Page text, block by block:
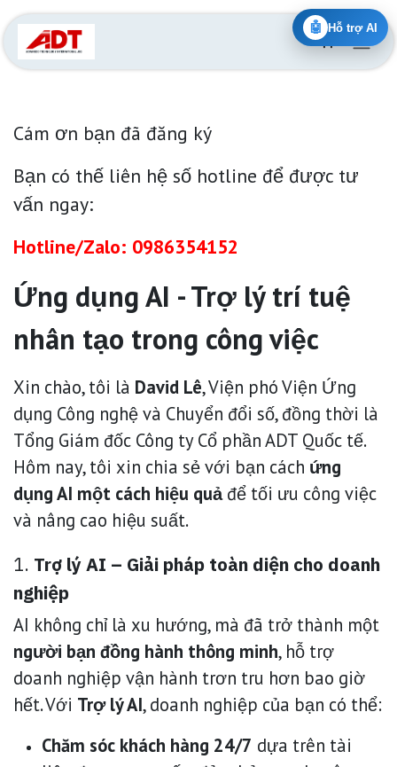
🤖 Hỗ trợ AI
Skip to Content
Cám ơn bạn đã đăng ký
Bạn có thế liên hệ số hotline để được tư
vấn ngay:
Hotline/Zalo: 0986354152
Ứng dụng AI - Trợ lý trí tuệ
nhân tạo trong công việc
Xin chào, tôi là David Lê, Viện phó Viện Ứng
dụng Công nghệ và Chuyển đổi số, đồng thời là
Tổng Giám đốc Công ty Cổ phần ADT Quốc tế.
Hôm nay, tôi xin chia sẻ với bạn cách ứng
dụng AI một cách hiệu quảđể tối ưu công việc
và nâng cao hiệu suất.
1. Trợ lý AI – Giải pháp toàn diện cho doanh
nghiệp
AI không chỉ là xu hướng, mà đã trở thành một
người bạn đồng hành thông minh, hỗ trợ
doanh nghiệp vận hành trơn tru hơn bao giờ
hết. Với Trợ lý AI, doanh nghiệp của bạn có thể:
Chăm sóc khách hàng 24/7 dựa trên tài